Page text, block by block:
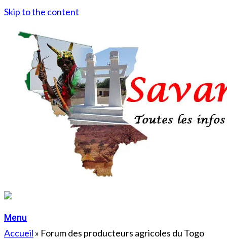
Skip to the content
Menu
Accueil » Forum des producteurs agricoles du Togo